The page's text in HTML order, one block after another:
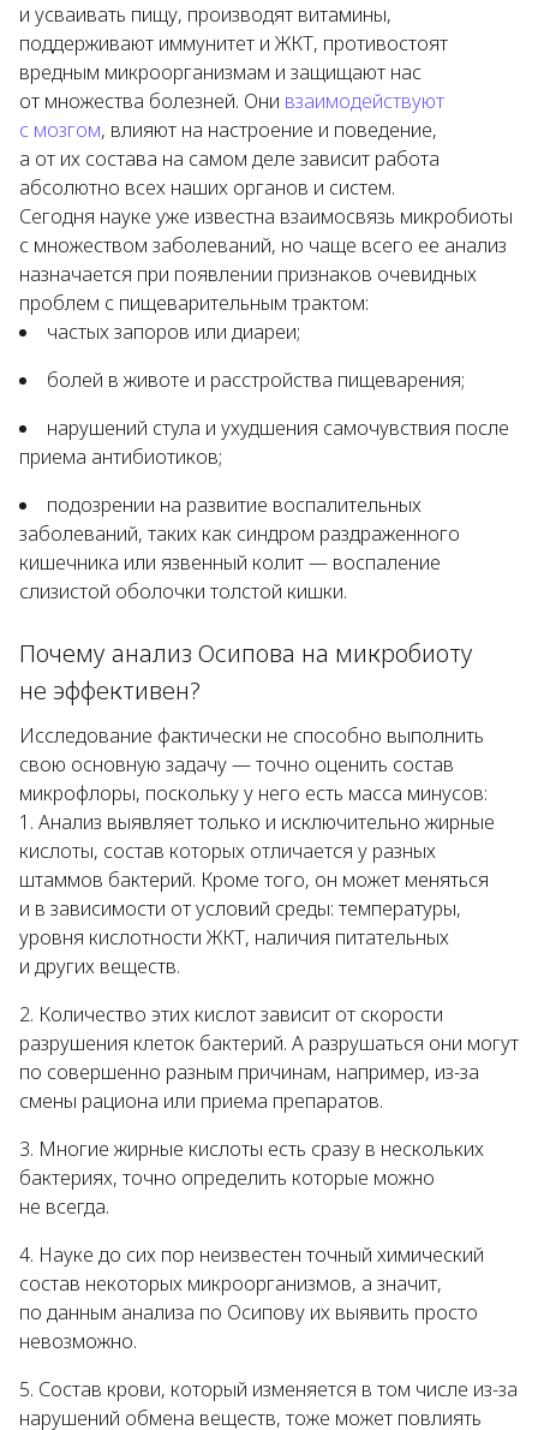
и усваивать пищу, производят витамины,
поддерживают иммунитет и ЖКТ, противостоят
вредным микроорганизмам и защищают нас
от множества болезней. Они взаимодействуют
с мозгом, влияют на настроение и поведение,
а от их состава на самом деле зависит работа
абсолютно всех наших органов и систем.
Сегодня науке уже известна взаимосвязь микробиоты
с множеством заболеваний, но чаще всего ее анализ
назначается при появлении признаков очевидных
проблем с пищеварительным трактом:
частых запоров или диареи;
болей в животе и расстройства пищеварения;
нарушений стула и ухудшения самочувствия после
приема антибиотиков;
подозрении на развитие воспалительных
заболеваний, таких как синдром раздраженного
кишечника или язвенный колит — воспаление
слизистой оболочки толстой кишки.
Почему анализ Осипова на микробиоту
не эффективен?
Исследование фактически не способно выполнить
свою основную задачу — точно оценить состав
микрофлоры, поскольку у него есть масса минусов:
Анализ выявляет только и исключительно жирные
кислоты, состав которых отличается у разных
штаммов бактерий. Кроме того, он может меняться
и в зависимости от условий среды: температуры,
уровня кислотности ЖКТ, наличия питательных
и других веществ.
Количество этих кислот зависит от скорости
разрушения клеток бактерий. А разрушаться они могут
по совершенно разным причинам, например, из-за
смены рациона или приема препаратов.
Многие жирные кислоты есть сразу в нескольких
бактериях, точно определить которые можно
не всегда.
Науке до сих пор неизвестен точный химический
состав некоторых микроорганизмов, а значит,
по данным анализа по Осипову их выявить просто
невозможно.
Состав крови, который изменяется в том числе из-за
нарушений обмена веществ, тоже может повлиять